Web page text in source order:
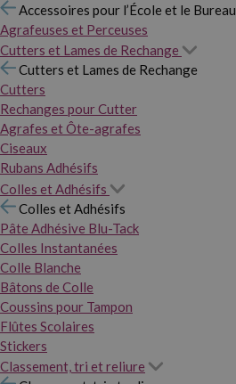
Accessoires pour l’École et le Bureau
Agrafeuses et Perceuses
Cutters et Lames de Rechange
Cutters et Lames de Rechange
Cutters
Rechanges pour Cutter
Agrafes et Ôte-agrafes
Ciseaux
Rubans Adhésifs
Colles et Adhésifs
Colles et Adhésifs
Pâte Adhésive Blu-Tack
Colles Instantanées
Colle Blanche
Bâtons de Colle
Coussins pour Tampon
Flûtes Scolaires
Stickers
Classement, tri et reliure